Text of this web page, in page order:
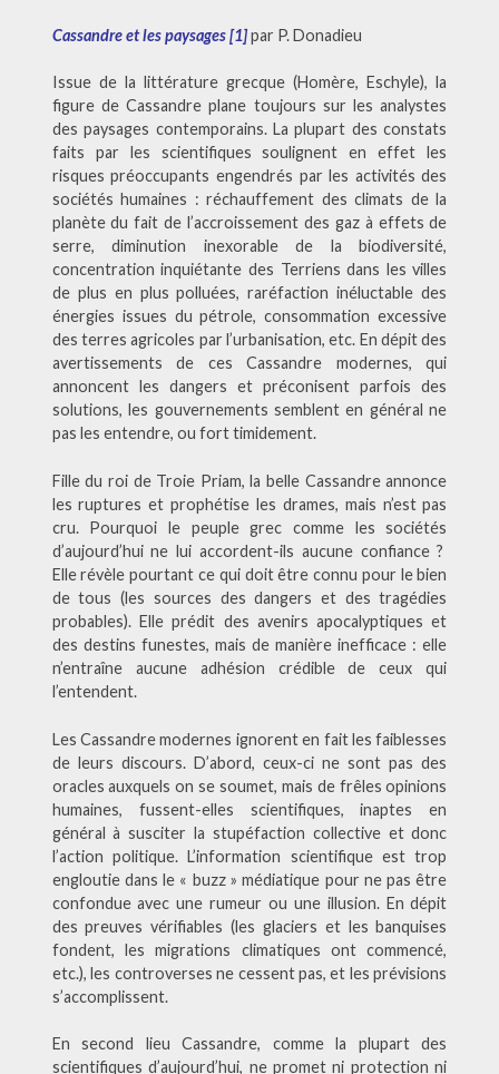
Cassandre et les paysages [1]par P. Donadieu
Issue de la littérature grecque (Homère, Eschyle), la
figure de Cassandre plane toujours sur les analystes
des paysages contemporains. La plupart des constats
faits par les scientifiques soulignent en effet les
risques préoccupants engendrés par les activités des
sociétés humaines : réchauffement des climats de la
planète du fait de l’accroissement des gaz à effets de
serre, diminution inexorable de la biodiversité,
concentration inquiétante des Terriens dans les villes
de plus en plus polluées, raréfaction inéluctable des
énergies issues du pétrole, consommation excessive
des terres agricoles par l’urbanisation, etc. En dépit des
avertissements de ces Cassandre modernes, qui
annoncent les dangers et préconisent parfois des
solutions, les gouvernements semblent en général ne
pas les entendre, ou fort timidement.
Fille du roi de Troie Priam, la belle Cassandre annonce
les ruptures et prophétise les drames, mais n’est pas
cru. Pourquoi le peuple grec comme les sociétés
d’aujourd’hui ne lui accordent-ils aucune confiance ?
Elle révèle pourtant ce qui doit être connu pour le bien
de tous (les sources des dangers et des tragédies
probables). Elle prédit des avenirs apocalyptiques et
des destins funestes, mais de manière inefficace : elle
n’entraîne aucune adhésion crédible de ceux qui
l’entendent.
Les Cassandre modernes ignorent en fait les faiblesses
de leurs discours. D’abord, ceux-ci ne sont pas des
oracles auxquels on se soumet, mais de frêles opinions
humaines, fussent-elles scientifiques, inaptes en
général à susciter la stupéfaction collective et donc
l’action politique. L’information scientifique est trop
engloutie dans le « buzz » médiatique pour ne pas être
confondue avec une rumeur ou une illusion. En dépit
des preuves vérifiables (les glaciers et les banquises
fondent, les migrations climatiques ont commencé,
etc.), les controverses ne cessent pas, et les prévisions
s’accomplissent.
En second lieu Cassandre, comme la plupart des
scientifiques d’aujourd’hui, ne promet ni protection ni